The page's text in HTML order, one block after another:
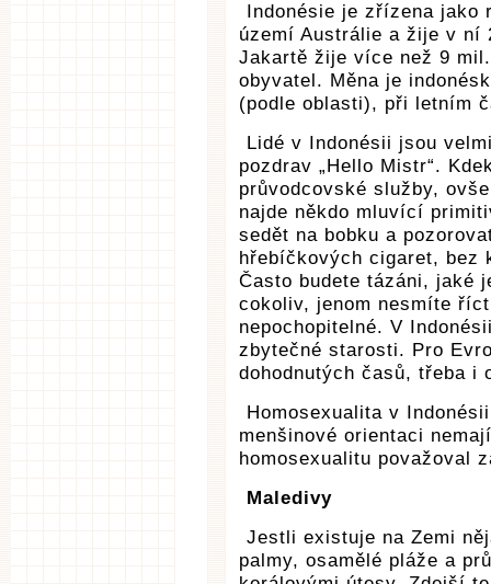
Indonésie je zřízena jako
území Austrálie a žije v ní
Jakartě žije více než 9
obyvatel. Měna je
(podle oblasti), při letním
Lidé v Indonésii jsou
pozdrav „Hello Mistr“.
průvodcovské služby,
najde někdo mluvící
sedět na bobku a
hřebíčkových cigaret, bez
Často budete tázáni, jaké
cokoliv, jenom nesmíte
nepochopitelné. V
zbytečné starosti. Pro
dohodnutých časů, třeba i
Homosexualita v
menšinové orientaci
homosexualitu považoval
Maledivy
Jestli existuje na Zemi
palmy, osamělé pláže a